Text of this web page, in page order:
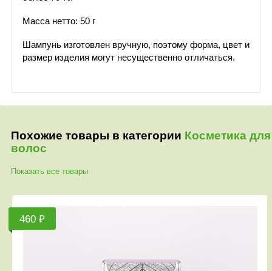
Масса нетто: 50 г
Шампунь изготовлен вручную, поэтому форма, цвет и
размер изделия могут несущественно отличаться.
Похожие товары в категории Косметика для
волос
Показать все товары
460 ₽